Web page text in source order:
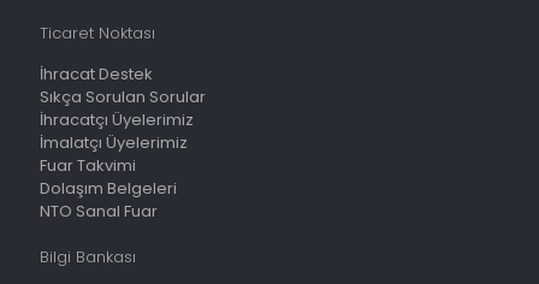
Ticaret Noktası
İhracat Destek
Sıkça Sorulan Sorular
İhracatçı Üyelerimiz
İmalatçı Üyelerimiz
Fuar Takvimi
Dolaşım Belgeleri
NTO Sanal Fuar
Bilgi Bankası